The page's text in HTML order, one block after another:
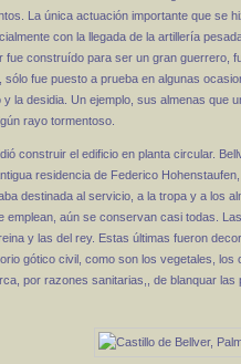
La única actuación importante que se
con la llegada de la artillería
fue construído para ser un gran guerrero,
fue puesto a prueba en algunas
la desidia. Un ejemplo, sus almenas
rayo tormentoso.
construir el edificio en planta circular.
residencia de Federico
destinada al servicio, a la tropa y a los
aún se conservan casi todas.
y las del rey. Estas últimas fueron
gótico civil, como son los vegetales,
por razones sanitarias,, de blanquar